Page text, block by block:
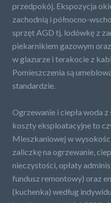
przedpokój. Ekspozycja
zachodnią i północno-
sprzęt AGD tj. lodówkę z
piekarnikiem gazowym
w glazurze i terakocie z
Pomieszczenia są
standardzie.
Ogrzewanie i ciepła woda
koszty eksploatacyjne to
Mieszkaniowej w
zaliczkę na ogrzewanie,
nieczystości, opłaty
fundusz remontowy) oraz
(kuchenka) według